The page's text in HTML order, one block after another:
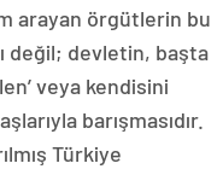
arayan örgütlerin bu
değil; devletin, başta
veya kendisini
barışmasıdır.
Türkiye